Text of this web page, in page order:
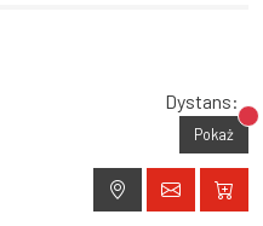
Dystans:
Pokaż